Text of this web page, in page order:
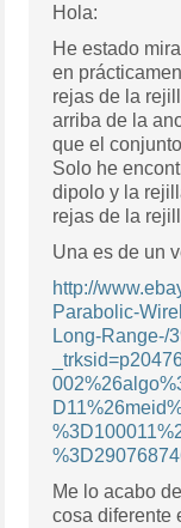
Hola:
He estado
en
rejas de la
arriba de la
que el
Solo he
dipolo y la
rejas de la
Una es de un
http://
Parabolic-
Long-Range-/
Me lo acabo
cosa diferente